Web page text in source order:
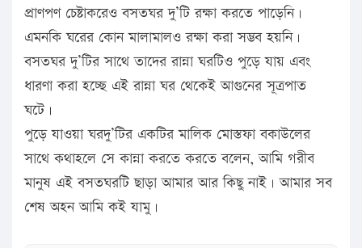
প্রাণপণ চেষ্টাকরেও বসতঘর দু’টি রক্ষা করতে পাড়েনি।
এমনকি ঘরের কোন মালামালও রক্ষা করা সম্ভব হয়নি।
বসতঘর দু’টির সাথে তাদের রান্না ঘরটিও পুড়ে যায় এবং
ধারণা করা হচ্ছে এই রান্না ঘর থেকেই আগুনের সূত্রপাত
ঘটে।
পুড়ে যাওয়া ঘরদু’টির একটির মালিক মোস্তফা বকাউলের
সাথে কথাহলে সে কান্না করতে করতে বলেন, আমি গরীব
মানুষ এই বসতঘরটি ছাড়া আমার আর কিছু নাই। আমার সব
শেষ অহন আমি কই যামু।